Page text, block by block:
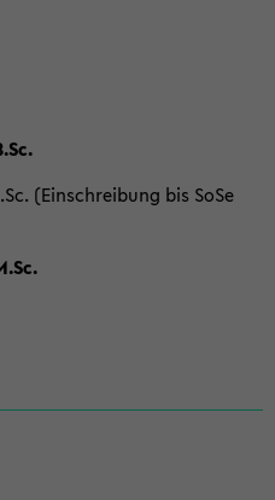
(Einschreibung bis SoSe